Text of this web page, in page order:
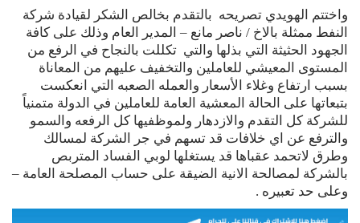
واختتم الهويدي تصريحه بالتقدم بخالص الشكر لقيادة شركة
النفط ممثلة بالاخ / ناصر مانع – المدير العام وذلك على كافة
الجهود الحثيثة التي بذلها والتي تكللت بالنجاح في الرفع من
المستوى المعيشي للعاملين والتخفيف عليهم من المعاناة
بسبب ارتفاع وغلاء الأسعار والعمله الصعبه التي انعكست
بتبعاتها على الحالة المعشية العامة للعاملين في الدولة متمنياً
للشركة كل التقدم والازدهار ولموظفيها كل الرفعه والسمو
والترفع عن اي خلافات قد تسهم في جر الشركة لمسالك
وطرق لاتحمد عقباها قد يستغلها لوبي الفساد المتربص
بالشركة لمصالحة الانية الضيقة على حساب المصلحة العامة –
وعلى حد تعبيره .